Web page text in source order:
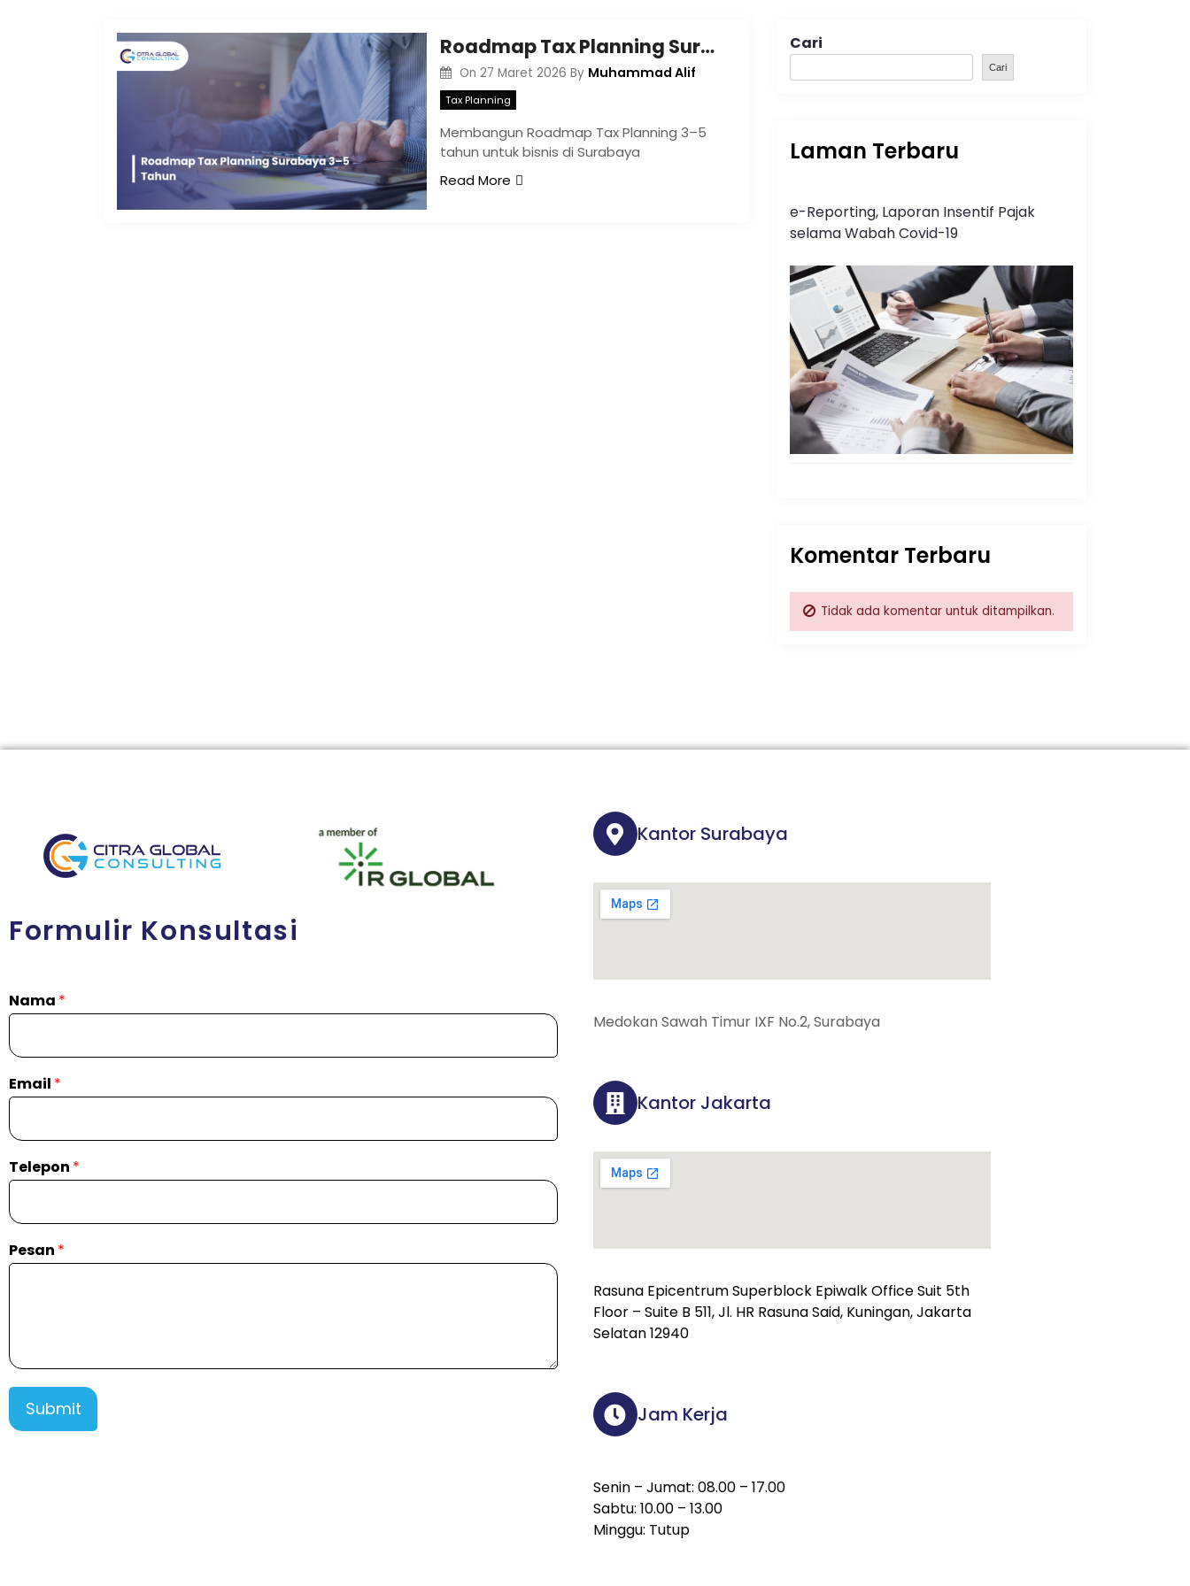
Roadmap Tax Planning Surabaya 3–5 Tahun
On 27 Maret 2026 By Muhammad Alif
Tax Planning
Membangun Roadmap Tax Planning 3–5
tahun untuk bisnis di Surabaya
Read More
Cari
Cari
Laman Terbaru
e-Reporting, Laporan Insentif Pajak
selama Wabah Covid-19
Komentar Terbaru
Tidak ada komentar untuk ditampilkan.
Formulir Konsultasi
Nama *
Email *
Telepon *
Pesan *
Submit
Kantor Surabaya
Medokan Sawah Timur IXF No.2, Surabaya
Kantor Jakarta
Rasuna Epicentrum Superblock Epiwalk Office Suit 5th
Floor – Suite B 511, Jl. HR Rasuna Said, Kuningan, Jakarta
Selatan 12940
Jam Kerja
Senin – Jumat: 08.00 – 17.00
Sabtu: 10.00 – 13.00
Minggu: Tutup